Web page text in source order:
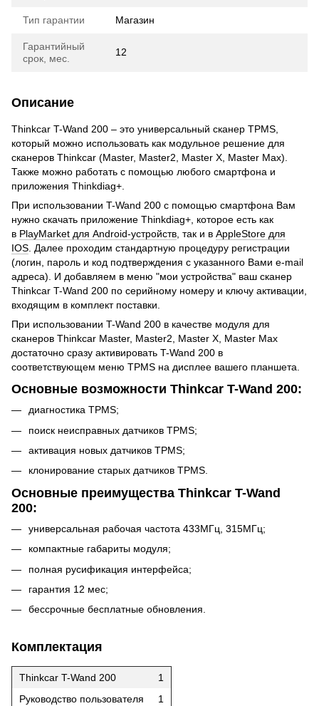
Тип гарантии Магазин
Гарантийный
срок, мес.
12
Описание
Thinkcar T-Wand 200 – это универсальный сканер TPMS,
который можно использовать как модульное решение для
сканеров Thinkcar (Master, Master2, Master X, Master Max).
Также можно работать с помощью любого смартфона и
приложения Thinkdiag+.
При использовании T-Wand 200 с помощью смартфона Вам
нужно скачать приложение Thinkdiag+, которое есть как
в PlayMarket для Android-устройств , так и в AppleStore для
IOS . Далее проходим стандартную процедуру регистрации
(логин, пароль и код подтверждения с указанного Вами e-mail
адреса). И добавляем в меню "мои устройства" ваш сканер
Thinkcar T-Wand 200 по серийному номеру и ключу активации,
входящим в комплект поставки.
При использовании T-Wand 200 в качестве модуля для
сканеров Thinkcar Master, Master2, Master X, Master Max
достаточно сразу активировать T-Wand 200 в
соответствующем меню TPMS на дисплее вашего планшета.
Основные возможности Thinkcar T-Wand 200:
диагностика TPMS;
поиск неисправных датчиков TPMS;
активация новых датчиков TPMS;
клонирование старых датчиков TPMS.
Основные преимущества Thinkcar T-Wand
200:
универсальная рабочая частота 433МГц, 315МГц;
компактные габариты модуля;
полная русификация интерфейса;
гарантия 12 мес;
бессрочные бесплатные обновления.
Комплектация
Thinkcar T-Wand 200
1
Руководство пользователя
1